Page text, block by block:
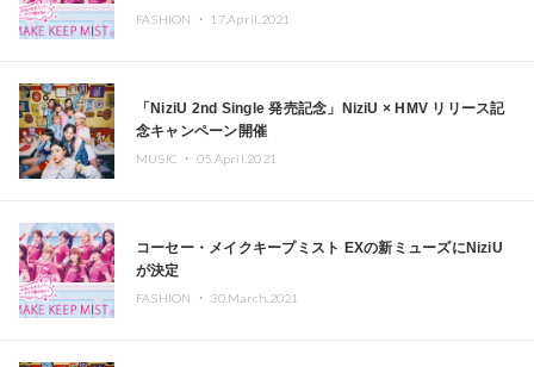
FASHION ・ 17.April.2021
「NiziU 2nd Single 発売記念」NiziU × HMV リリース記
念キャンペーン開催
MUSIC ・ 05.April.2021
コーセー・メイクキープミスト EXの新ミューズにNiziU
が決定
FASHION ・ 30.March.2021